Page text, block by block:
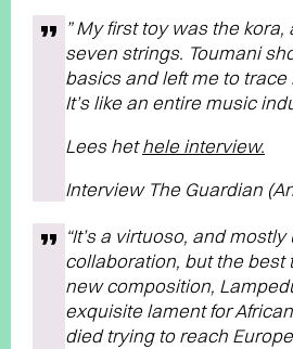
” My first toy was the kora,
seven strings. Toumani
basics and left me to
It’s like an entire music
Lees hethele interview.
Interview The Guardian
“It’s a virtuoso, and
collaboration, but the best
new composition,
exquisite lament for
died trying to reach